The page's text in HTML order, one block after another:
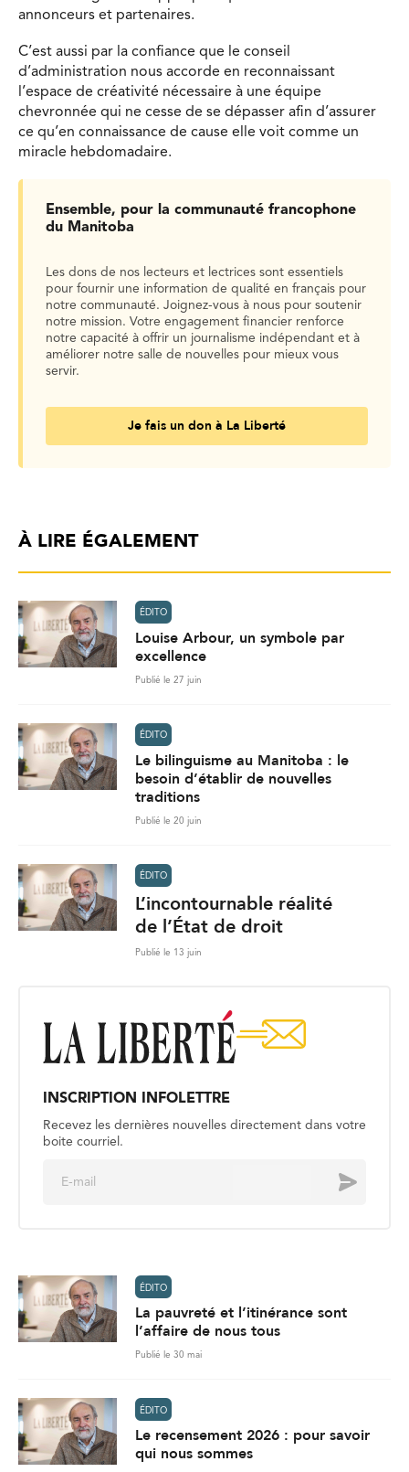
annonceurs et partenaires.
C’est aussi par la confiance que le conseil
d’administration nous accorde en reconnaissant
l’espace de créativité nécessaire à une équipe
chevronnée qui ne cesse de se dépasser afin d’assurer
ce qu’en connaissance de cause elle voit comme un
miracle hebdomadaire.
Ensemble, pour la communauté francophone
du Manitoba
Les dons de nos lecteurs et lectrices sont essentiels
pour fournir une information de qualité en français pour
notre communauté. Joignez-vous à nous pour soutenir
notre mission. Votre engagement financier renforce
notre capacité à offrir un journalisme indépendant et à
améliorer notre salle de nouvelles pour mieux vous
servir.
Je fais un don à La Liberté
À LIRE ÉGALEMENT
ÉDITO
Louise Arbour, un symbole par
excellence
Publié le 27 juin
ÉDITO
Le bilinguisme au Manitoba : le
besoin d’établir de nouvelles
traditions
Publié le 20 juin
ÉDITO
L’incontournable réalité
de l’État de droit
Publié le 13 juin
INSCRIPTION INFOLETTRE
Recevez les dernières nouvelles directement dans votre
boite courriel.
Envoyer
ÉDITO
La pauvreté et l’itinérance sont
l’affaire de nous tous
Publié le 30 mai
ÉDITO
Le recensement 2026 : pour savoir
qui nous sommes